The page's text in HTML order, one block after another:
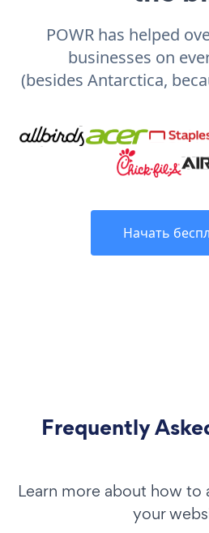
POWR has helped
businesses on
(besides Antarctica,
Начать
Frequently
Learn more about how to
your